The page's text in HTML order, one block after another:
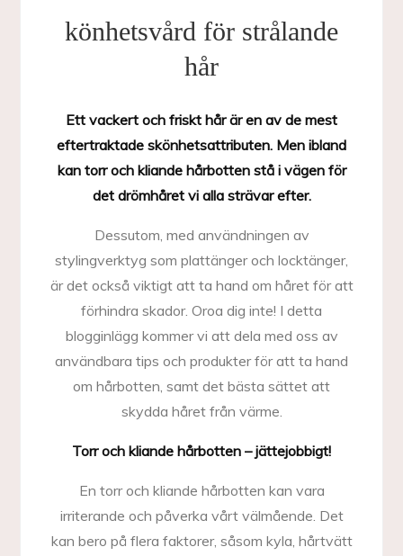
könhetsvård för strålande
hår
Ett vackert och friskt hår är en av de mest
eftertraktade skönhetsattributen. Men ibland
kan torr och kliande hårbotten stå i vägen för
det drömhåret vi alla strävar efter.
Dessutom, med användningen av
stylingverktyg som plattänger och locktänger,
är det också viktigt att ta hand om håret för att
förhindra skador. Oroa dig inte! I detta
blogginlägg kommer vi att dela med oss av
användbara tips och produkter för att ta hand
om hårbotten, samt det bästa sättet att
skydda håret från värme.
Torr och kliande hårbotten – jättejobbigt!
En torr och kliande hårbotten kan vara
irriterande och påverka vårt välmående. Det
kan bero på flera faktorer, såsom kyla, hårtvätt